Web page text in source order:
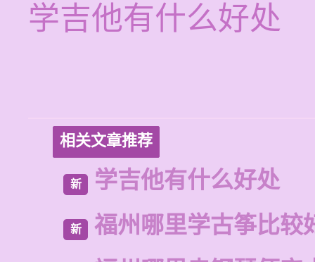
学吉他有什么好处
相关文章推荐
新 学吉他有什么好处
新
福州哪里学古筝比较